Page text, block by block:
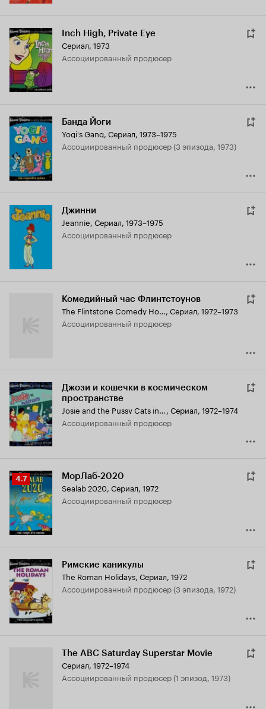
Inch High, Private Eye
Сериал, 1973
ассоциированный продюсер
Банда Йоги
Yogi's Gang, Сериал, 1973–1975
ассоциированный продюсер (3 эпизода, 1973)
Джинни
Jeannie, Сериал, 1973–1975
ассоциированный продюсер
Комедийный час Флинтстоунов
The Flintstone Comedy Hour, Сериал, 1972–1973
ассоциированный продюсер
Джози и кошечки в космическом
пространстве
Josie and the Pussy Cats in Outer Space, Сериал, 1972–1974
ассоциированный продюсер
Рейтинг
Кинопоиска
4.7
4.7 МорЛаб-2020
Sealab 2020, Сериал, 1972
ассоциированный продюсер
Римские каникулы
The Roman Holidays, Сериал, 1972
ассоциированный продюсер (3 эпизода, 1972)
The ABC Saturday Superstar Movie
Сериал, 1972–1974
ассоциированный продюсер (1 эпизод, 1973)